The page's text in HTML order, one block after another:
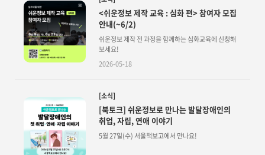
<쉬운정보 제작 교육 : 심화 편> 참여자 모집
안내(~6/2)
쉬운정보 제작 전 과정을 함께하는 심화교육에 신청해
보세요!
2026-05-18
[소식]
[북토크] 쉬운정보로 만나는 발달장애인의
취업, 자립, 연애 이야기
5월 27일(수) 서울책보고에서 만나요!